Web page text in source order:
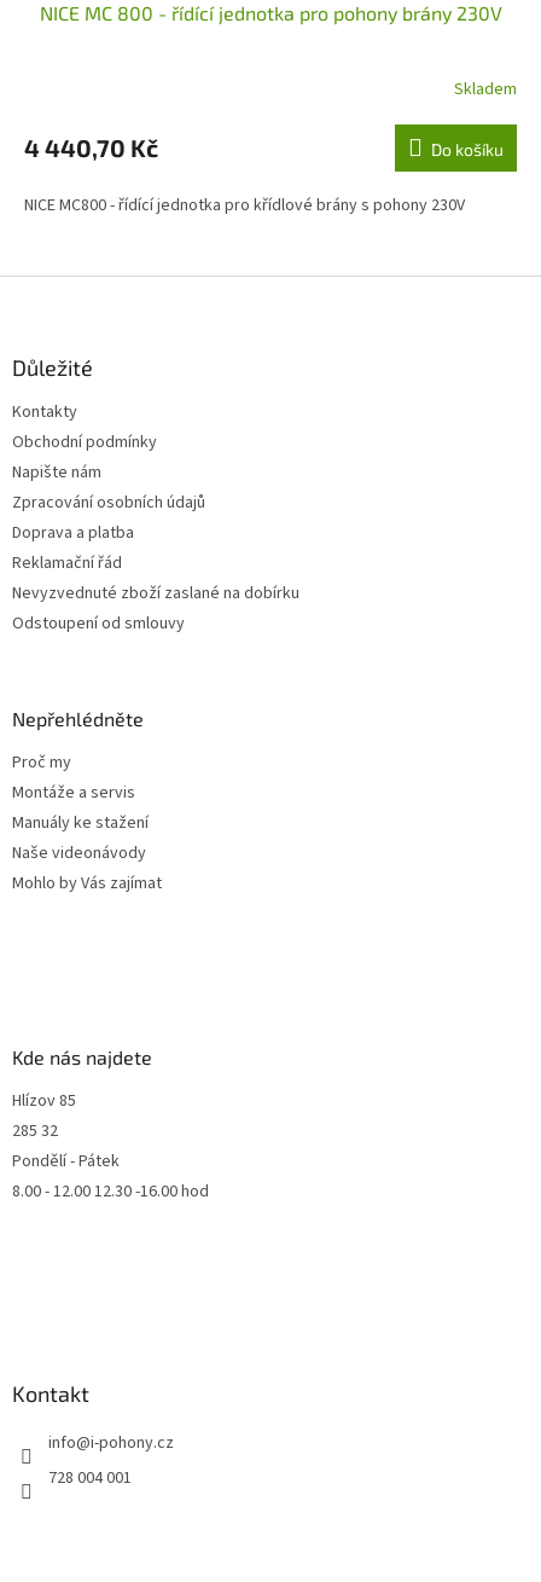
NICE MC 800 - řídící jednotka pro pohony brány 230V
Skladem
4 440,70 Kč Do košíku
NICE MC800 - řídící jednotka pro křídlové brány s pohony 230V
Důležité
Kontakty
Obchodní podmínky
Napište nám
Zpracování osobních údajů
Doprava a platba
Reklamační řád
Nevyzvednuté zboží zaslané na dobírku
Odstoupení od smlouvy
Nepřehlédněte
Proč my
Montáže a servis
Manuály ke stažení
Naše videonávody
Mohlo by Vás zajímat
Kde nás najdete
Hlízov 85
285 32
Pondělí - Pátek
8.00 - 12.00 12.30 -16.00 hod
Kontakt
info@i-pohony.cz
728 004 001